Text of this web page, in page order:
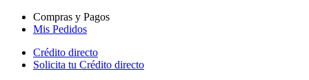
Compras y Pagos
Mis Pedidos
Crédito directo
Solicita tu Crédito directo